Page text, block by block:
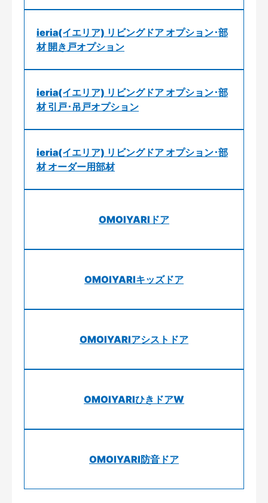
ieria(イエリア) リビングドア オプション･部
材 開き戸オプション
ieria(イエリア) リビングドア オプション･部
材 引戸･吊戸オプション
ieria(イエリア) リビングドア オプション･部
材 オーダー用部材
OMOIYARIドア
OMOIYARIキッズドア
OMOIYARIアシストドア
OMOIYARIひきドアW
OMOIYARI防音ドア